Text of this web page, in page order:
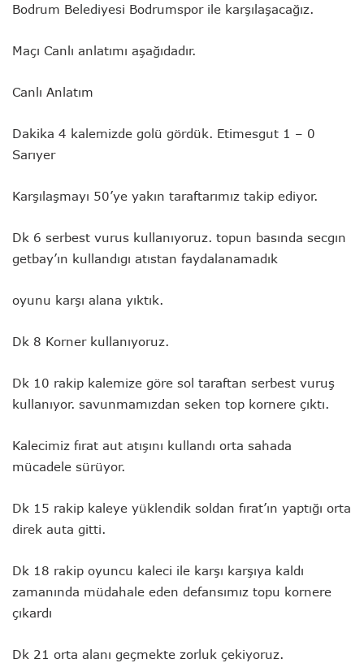
Bodrum Belediyesi Bodrumspor ile karşılaşacağız.
Maçı Canlı anlatımı aşağıdadır.
Canlı Anlatım
Dakika 4 kalemizde golü gördük. Etimesgut 1 – 0
Sarıyer
Karşılaşmayı 50’ye yakın taraftarımız takip ediyor.
Dk 6 serbest vurus kullanıyoruz. topun basında secgın
getbay’ın kullandıgı atıstan faydalanamadık
oyunu karşı alana yıktık.
Dk 8 Korner kullanıyoruz.
Dk 10 rakip kalemize göre sol taraftan serbest vuruş
kullanıyor. savunmamızdan seken top kornere çıktı.
Kalecimiz fırat aut atışını kullandı orta sahada
mücadele sürüyor.
Dk 15 rakip kaleye yüklendik soldan fırat’ın yaptığı orta
direk auta gitti.
Dk 18 rakip oyuncu kaleci ile karşı karşıya kaldı
zamanında müdahale eden defansımız topu kornere
çıkardı
Dk 21 orta alanı geçmekte zorluk çekiyoruz.